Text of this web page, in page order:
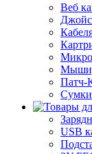
Веб
Мыши,
Патч-
Сумки
USB